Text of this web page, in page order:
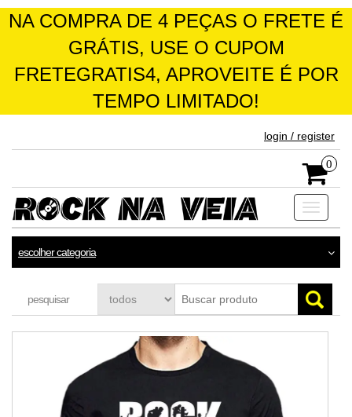
NA COMPRA DE 4 PEÇAS O FRETE É
GRÁTIS, USE O CUPOM
FRETEGRATIS4, APROVEITE É POR
TEMPO LIMITADO!
login / register
0
Toggle
escolher categoria
pesquisar